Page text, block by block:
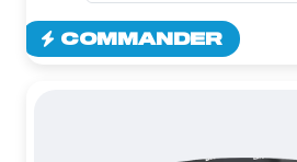
COMMANDER